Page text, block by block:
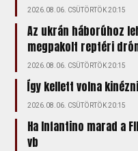
2026.08.06. CSÜTÖRTÖK 20:15
Az ukrán háborúhoz
megpakolt reptéri
2026.08.06. CSÜTÖRTÖK 20:15
Így kellett volna
2026.08.06. CSÜTÖRTÖK 20:15
Ha Infantino marad a
vb